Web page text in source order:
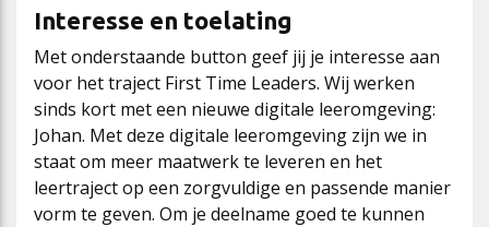
Interesse en toelating
Met onderstaande button geef jij je interesse aan
voor het traject First Time Leaders. Wij werken
sinds kort met een nieuwe digitale leeromgeving:
Johan. Met deze digitale leeromgeving zijn we in
staat om meer maatwerk te leveren en het
leertraject op een zorgvuldige en passende manier
vorm te geven. Om je deelname goed te kunnen
Contact